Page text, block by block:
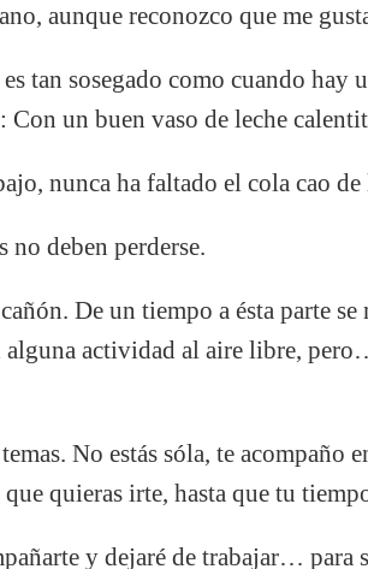
aunque reconozco que me
tan sosegado como cuando hay
Con un buen vaso de leche
nunca ha faltado el cola cao de
no deben perderse.
De un tiempo a ésta parte
alguna actividad al aire libre,
No estás sóla, te acompaño
quieras irte, hasta que tu
y dejaré de trabajar… para